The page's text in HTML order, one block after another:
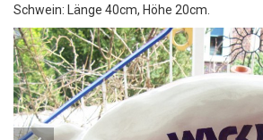
Schwein: Länge 40cm, Höhe 20cm.